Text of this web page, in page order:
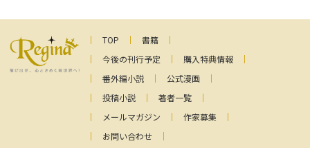
TOP
書籍
今後の刊行予定
購入特典情報
番外編小説
公式漫画
投稿小説
著者一覧
メールマガジン
作家募集
お問い合わせ